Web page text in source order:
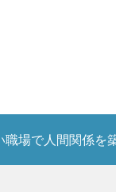
職場で人間関係を